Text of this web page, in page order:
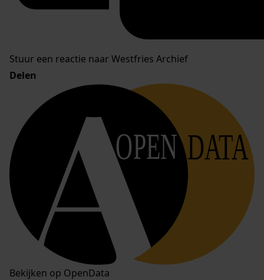
Stuur een reactie naar Westfries Archief
Delen
OPEN DATA
Bekijken op OpenData